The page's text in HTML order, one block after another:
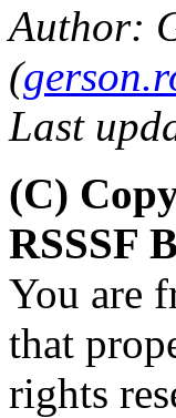
Author:
(
Last
(C)
RSSSF
You are
that
rights